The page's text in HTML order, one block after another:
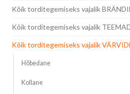
Kõik torditegemiseks vajalik
Kõik torditegemiseks vajalik
Kõik torditegemiseks vajalik
Hõbedane
Kollane